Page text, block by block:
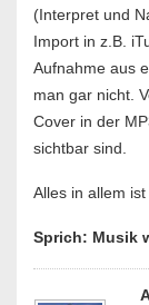
(Interpret und
Import in z.B.
Aufnahme aus
man gar nicht.
Cover in der
sichtbar sind.
Alles in allem
Sprich: Musik